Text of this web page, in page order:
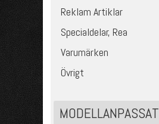
Reklam Artiklar
Specialdelar, Rea
Varumärken
Övrigt
MODELLANPASSAT